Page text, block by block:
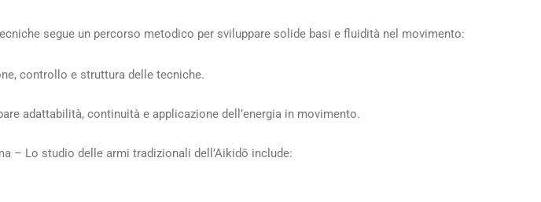
segue un percorso metodico per sviluppare solide basi e fluidità nel movimento:
controllo e struttura delle tecniche.
adattabilità, continuità e applicazione dell’energia in movimento.
– Lo studio delle armi tradizionali dell’Aikidō include: